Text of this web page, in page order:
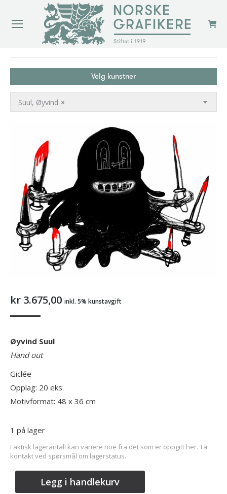
Velg kunstner
×
Suul, Øyvind
kr 3.675,00 inkl. 5% kunstavgift
Øyvind Suul
Hand out
Giclée
Opplag: 20 eks.
Motivformat: 48 x 36 cm
1 på lager
Faktisk lagerantall kan variere noe fra det som er oppgitt her. Ta
kontakt ved spørsmål om lagerstatus.
Legg i handlekurv